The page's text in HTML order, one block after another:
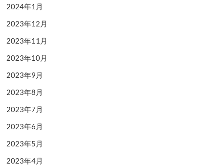
2024年1月
2023年12月
2023年11月
2023年10月
2023年9月
2023年8月
2023年7月
2023年6月
2023年5月
2023年4月